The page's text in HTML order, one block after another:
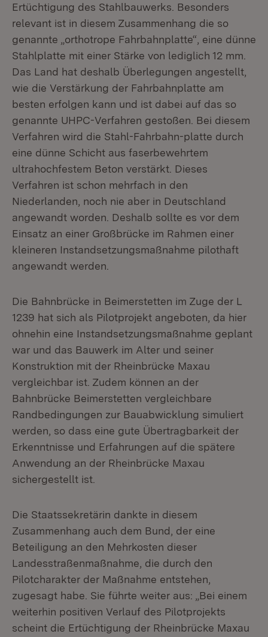
Ertüchtigung des Stahlbauwerks. Besonders
relevant ist in diesem Zusammenhang die so
genannte „orthotrope Fahrbahnplatte“, eine dünne
Stahlplatte mit einer Stärke von lediglich 12 mm.
Das Land hat deshalb Überlegungen angestellt,
wie die Verstärkung der Fahrbahnplatte am
besten erfolgen kann und ist dabei auf das so
genannte UHPC-Verfahren gestoßen. Bei diesem
Verfahren wird die Stahl-Fahrbahn-platte durch
eine dünne Schicht aus faserbewehrtem
ultrahochfestem Beton verstärkt. Dieses
Verfahren ist schon mehrfach in den
Niederlanden, noch nie aber in Deutschland
angewandt worden. Deshalb sollte es vor dem
Einsatz an einer Großbrücke im Rahmen einer
kleineren Instandsetzungsmaßnahme pilothaft
angewandt werden.
Die Bahnbrücke in Beimerstetten im Zuge der L
1239 hat sich als Pilotprojekt angeboten, da hier
ohnehin eine Instandsetzungsmaßnahme geplant
war und das Bauwerk im Alter und seiner
Konstruktion mit der Rheinbrücke Maxau
vergleichbar ist. Zudem können an der
Bahnbrücke Beimerstetten vergleichbare
Randbedingungen zur Bauabwicklung simuliert
werden, so dass eine gute Übertragbarkeit der
Erkenntnisse und Erfahrungen auf die spätere
Anwendung an der Rheinbrücke Maxau
sichergestellt ist.
Die Staatssekretärin dankte in diesem
Zusammenhang auch dem Bund, der eine
Beteiligung an den Mehrkosten dieser
Landesstraßenmaßnahme, die durch den
Pilotcharakter der Maßnahme entstehen,
zugesagt habe. Sie führte weiter aus: „Bei einem
weiterhin positiven Verlauf des Pilotprojekts
scheint die Ertüchtigung der Rheinbrücke Maxau